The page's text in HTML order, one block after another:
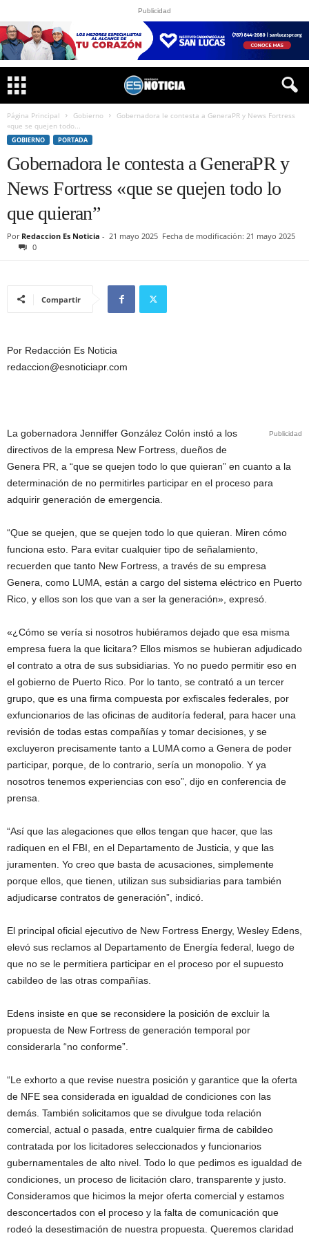
Publicidad
Página Principal Gobierno
Gobernadora le contesta a GeneraPR y News Fortress
«que se quejen todo...
GOBIERNO PORTADA
Gobernadora le contesta a GeneraPR y
News Fortress «que se quejen todo lo
que quieran”
Por Redaccion Es Noticia - 21 mayo 2025 Fecha de modificación: 21 mayo 2025
0
Compartir
Por Redacción Es Noticia
redaccion@esnoticiapr.com
Publicidad
La gobernadora Jenniffer González Colón instó a los
directivos de la empresa New Fortress, dueños de
Genera PR, a “que se quejen todo lo que quieran” en cuanto a la
determinación de no permitirles participar en el proceso para
adquirir generación de emergencia.
“Que se quejen, que se quejen todo lo que quieran. Miren cómo
funciona esto. Para evitar cualquier tipo de señalamiento,
recuerden que tanto New Fortress, a través de su empresa
Genera, como LUMA, están a cargo del sistema eléctrico en Puerto
Rico, y ellos son los que van a ser la generación», expresó.
«¿Cómo se vería si nosotros hubiéramos dejado que esa misma
empresa fuera la que licitara? Ellos mismos se hubieran adjudicado
el contrato a otra de sus subsidiarias. Yo no puedo permitir eso en
el gobierno de Puerto Rico. Por lo tanto, se contrató a un tercer
grupo, que es una firma compuesta por exfiscales federales, por
exfuncionarios de las oficinas de auditoría federal, para hacer una
revisión de todas estas compañías y tomar decisiones, y se
excluyeron precisamente tanto a LUMA como a Genera de poder
participar, porque, de lo contrario, sería un monopolio. Y ya
nosotros tenemos experiencias con eso”, dijo en conferencia de
prensa.
“Así que las alegaciones que ellos tengan que hacer, que las
radiquen en el FBI, en el Departamento de Justicia, y que las
juramenten. Yo creo que basta de acusaciones, simplemente
porque ellos, que tienen, utilizan sus subsidiarias para también
adjudicarse contratos de generación”, indicó.
El principal oficial ejecutivo de New Fortress Energy, Wesley Edens,
elevó sus reclamos al Departamento de Energía federal, luego de
que no se le permitiera participar en el proceso por el supuesto
cabildeo de las otras compañías.
Edens insiste en que se reconsidere la posición de excluir la
propuesta de New Fortress de generación temporal por
considerarla “no conforme”.
“Le exhorto a que revise nuestra posición y garantice que la oferta
de NFE sea considerada en igualdad de condiciones con las
demás. También solicitamos que se divulgue toda relación
comercial, actual o pasada, entre cualquier firma de cabildeo
contratada por los licitadores seleccionados y funcionarios
gubernamentales de alto nivel. Todo lo que pedimos es igualdad de
condiciones, un proceso de licitación claro, transparente y justo.
Consideramos que hicimos la mejor oferta comercial y estamos
desconcertados con el proceso y la falta de comunicación que
rodeó la desestimación de nuestra propuesta. Queremos claridad